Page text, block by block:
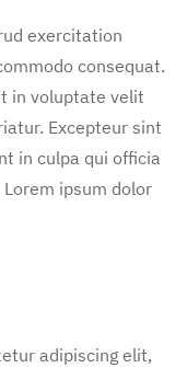
exercitation
consequat.
in voluptate velit
Excepteur sint
in culpa qui officia
ipsum dolor
adipiscing elit,